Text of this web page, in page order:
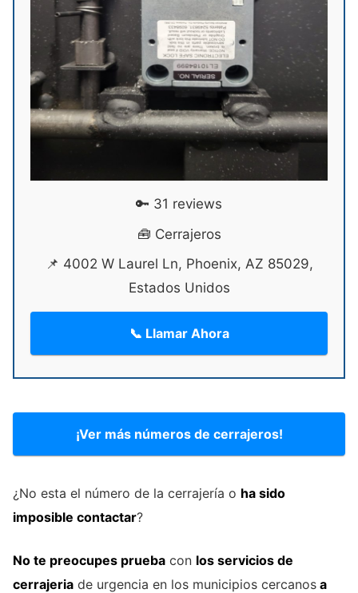
🔑 31 reviews
🧰 Cerrajeros
📌 4002 W Laurel Ln, Phoenix, AZ 85029,
Estados Unidos
📞 Llamar Ahora
¡Ver más números de cerrajeros!
¿No esta el número de la cerrajería o ha sido
imposible contactar?
No te preocupes prueba con los servicios de
cerrajeria de urgencia en los municipios cercanos a